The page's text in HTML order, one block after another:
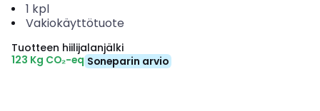
1 kpl
Vakiokäyttötuote
Tuotteen hiilijalanjälki
123 Kg CO₂-eq Soneparin arvio